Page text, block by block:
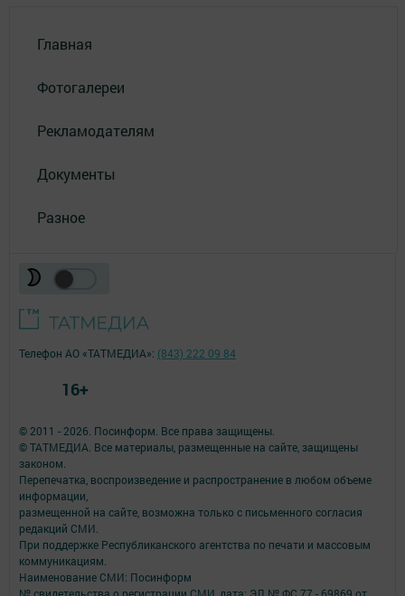
Главная
Фотогалереи
Рекламодателям
Документы
Разное
© 2011 - 2026. Посинформ. Все права защищены.
© ТАТМЕДИА. Все материалы, размещенные на сайте, защищены
законом.
Перепечатка, воспроизведение и распространение в любом объеме
информации,
размещенной на сайте, возможна только с письменного согласия
редакций СМИ.
При поддержке Республиканского агентства по печати и массовым
коммуникациям.
Наименование СМИ: Посинформ
№ свидетельства о регистрации СМИ, дата: ЭЛ № ФС 77 - 69869 от
Телефон АО «ТАТМЕДИА»: (843) 222 09 84
16+